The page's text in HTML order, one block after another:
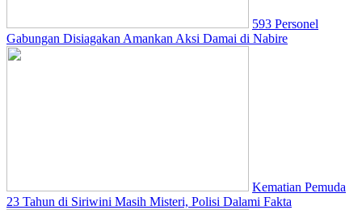
593 Personel
Gabungan Disiagakan Amankan Aksi Damai di Nabire
Kematian Pemuda
23 Tahun di Siriwini Masih Misteri, Polisi Dalami Fakta